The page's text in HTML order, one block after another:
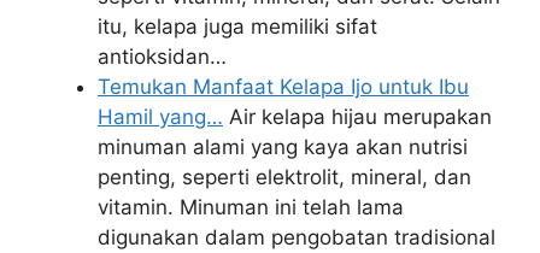
itu, kelapa juga memiliki sifat
antioksidan…
Temukan Manfaat Kelapa Ijo untuk Ibu
Hamil yang… Air kelapa hijau merupakan
minuman alami yang kaya akan nutrisi
penting, seperti elektrolit, mineral, dan
vitamin. Minuman ini telah lama
digunakan dalam pengobatan tradisional